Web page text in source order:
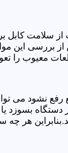
سلامت کابل
بررسی این
معیوب را
رفع نشود می
دستگاه
هر چه